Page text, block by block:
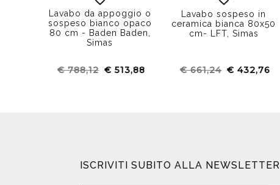
Lavabo da appoggio o
sospeso bianco opaco
80 cm - Baden Baden,
Simas
€ 788,12 € 513,88
Lavabo sospeso in
ceramica bianca 80x50
cm- LFT, Simas
€ 661,24 € 432,76
ISCRIVITI SUBITO ALLA NEWSLETTER